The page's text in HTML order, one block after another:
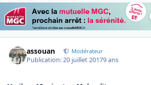
assouan Modérateur
Publication:20 juillet 20179 ans